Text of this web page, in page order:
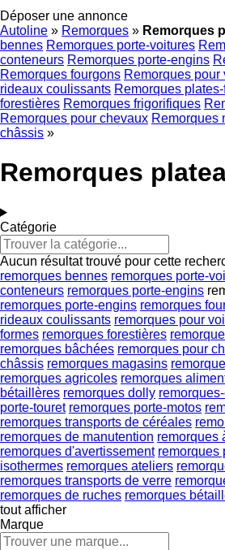
Déposer une annonce
Autoline » Remorques » Remorques
bennes Remorques porte-voitures
conteneurs Remorques porte-engins
Remorques fourgons Remorques pour
rideaux coulissants Remorques
forestières Remorques frigorifiques
Remorques pour chevaux Remorques
châssis »
Remorques
Catégorie
Aucun résultat trouvé pour cette
remorques bennes remorques porte-
conteneurs remorques porte-engins
remorques porte-engins remorques
rideaux coulissants remorques pour
formes remorques forestières
remorques bâchées remorques pour
châssis remorques magasins
remorques agricoles remorques
bétaillères remorques dolly
porte-touret remorques porte-motos
remorques transports de céréales
remorques de manutention remorques
remorques d'avertissement remorques
isothermes remorques ateliers
remorques transports de verre
remorques de ruches remorques
tout afficher
Marque